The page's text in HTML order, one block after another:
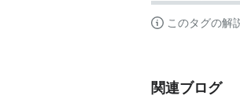
このタグの解
関連ブログ